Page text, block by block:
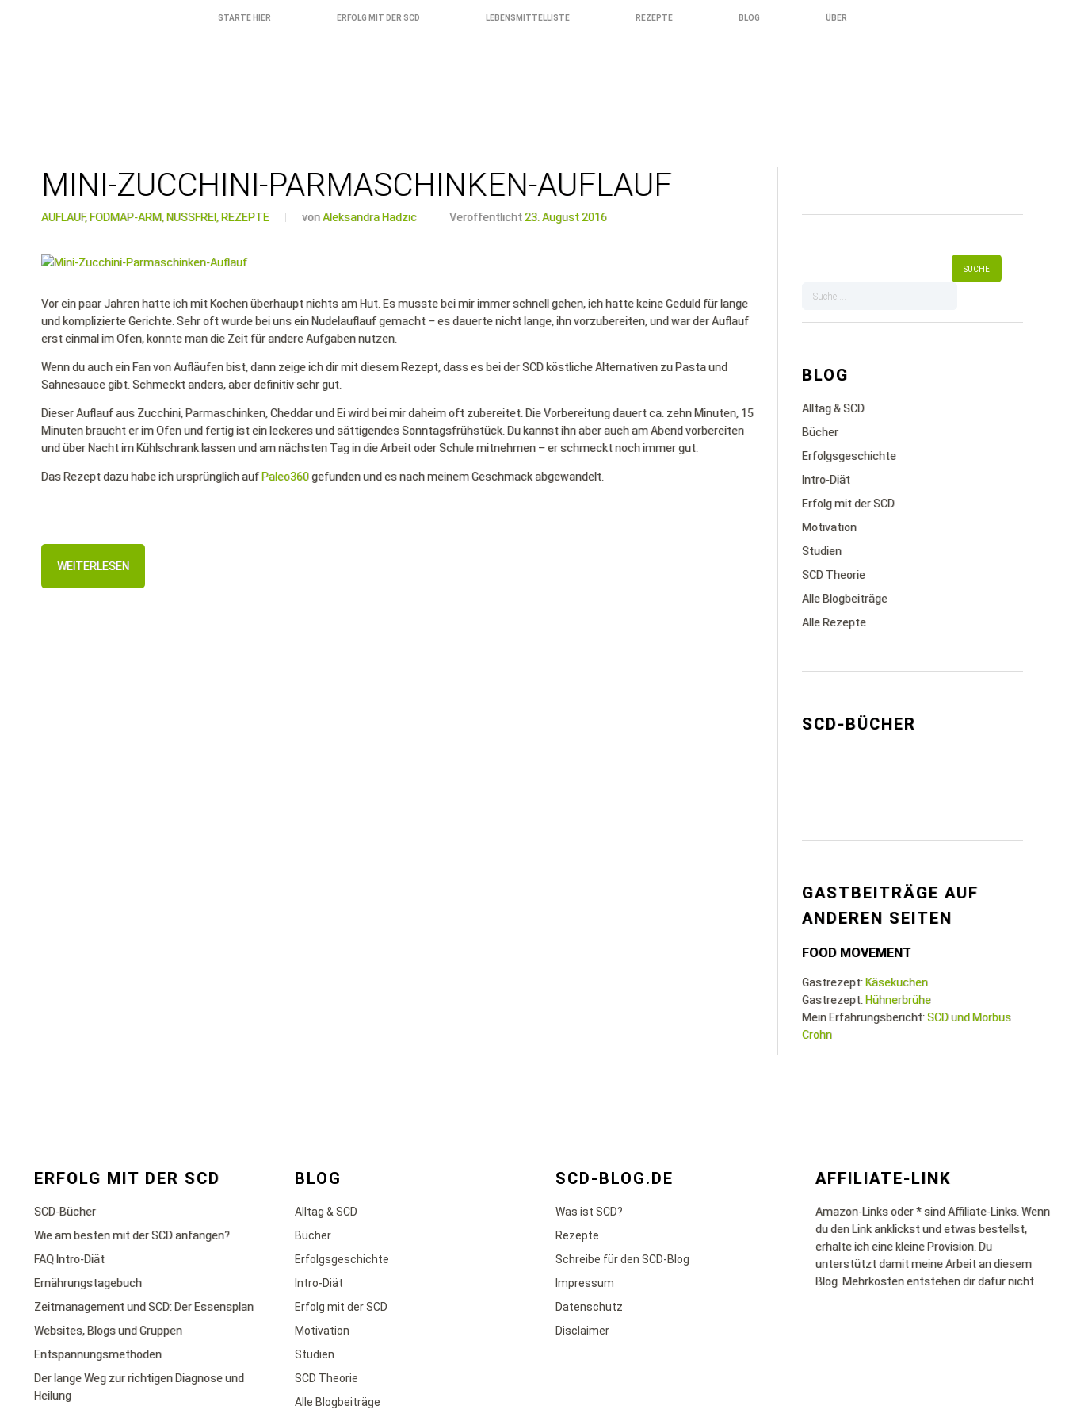
STARTE HIER ERFOLG MIT DER SCD LEBENSMITTELLISTE REZEPTE BLOG ÜBER
MINI-ZUCCHINI-PARMASCHINKEN-AUFLAUF
AUFLAUF, FODMAP-ARM, NUSSFREI, REZEPTE vonAleksandra Hadzic Veröffentlicht 23. August 2016
Vor ein paar Jahren hatte ich mit Kochen überhaupt nichts am Hut. Es musste bei mir immer schnell gehen, ich hatte keine Geduld für lange
und komplizierte Gerichte. Sehr oft wurde bei uns ein Nudelauflauf gemacht – es dauerte nicht lange, ihn vorzubereiten, und war der Auflauf
erst einmal im Ofen, konnte man die Zeit für andere Aufgaben nutzen.
Wenn du auch ein Fan von Aufläufen bist, dann zeige ich dir mit diesem Rezept, dass es bei der SCD köstliche Alternativen zu Pasta und
Sahnesauce gibt. Schmeckt anders, aber definitiv sehr gut.
Dieser Auflauf aus Zucchini, Parmaschinken, Cheddar und Ei wird bei mir daheim oft zubereitet. Die Vorbereitung dauert ca. zehn Minuten, 15
Minuten braucht er im Ofen und fertig ist ein leckeres und sättigendes Sonntagsfrühstück. Du kannst ihn aber auch am Abend vorbereiten
und über Nacht im Kühlschrank lassen und am nächsten Tag in die Arbeit oder Schule mitnehmen – er schmeckt noch immer gut.
Das Rezept dazu habe ich ursprünglich auf Paleo360gefunden und es nach meinem Geschmack abgewandelt.
WEITERLESEN
BLOG
Alltag & SCD
Bücher
Erfolgsgeschichte
Intro-Diät
Erfolg mit der SCD
Motivation
Studien
SCD Theorie
Alle Blogbeiträge
Alle Rezepte
SCD-BÜCHER
GASTBEITRÄGE AUF
ANDEREN SEITEN
FOOD MOVEMENT
Gastrezept: Käsekuchen
Gastrezept: Hühnerbrühe
Mein Erfahrungsbericht:SCD und Morbus
Crohn
ERFOLG MIT DER SCD
SCD-Bücher
Wie am besten mit der SCD anfangen?
FAQ Intro-Diät
Ernährungstagebuch
Zeitmanagement und SCD: Der Essensplan
Websites, Blogs und Gruppen
Entspannungsmethoden
Der lange Weg zur richtigen Diagnose und
Heilung
BLOG
Alltag & SCD
Bücher
Erfolgsgeschichte
Intro-Diät
Erfolg mit der SCD
Motivation
Studien
SCD Theorie
Alle Blogbeiträge
SCD-BLOG.DE
Was ist SCD?
Rezepte
Schreibe für den SCD-Blog
Impressum
Datenschutz
Disclaimer
AFFILIATE-LINK
Amazon-Links oder * sind Affiliate-Links. Wenn
du den Link anklickst und etwas bestellst,
erhalte ich eine kleine Provision. Du
unterstützt damit meine Arbeit an diesem
Blog. Mehrkosten entstehen dir dafür nicht.